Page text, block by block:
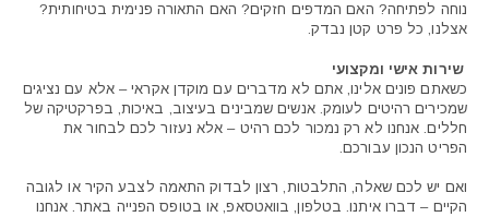
נוחה לפתיחה? האם המדפים חזקים? האם התאורה פנימית בטיחותית?
אצלנו, כל פרט קטן נבדק.
שירות אישי ומקצועי
כשאתם פונים אלינו, אתם לא מדברים עם מוקדן אקראי – אלא עם נציגים
שמכירים רהיטים לעומק. אנשים שמבינים בעיצוב, באיכות, בפרקטיקה של
חללים. אנחנו לא רק נמכור לכם רהיט – אלא נעזור לכם לבחור את
הפריט הנכון עבורכם.
ואם יש לכם שאלה, התלבטות, רצון לבדוק התאמה לצבע הקיר או לגובה
הקיים – דברו איתנו. בטלפון, בוואטסאפ, או בטופס הפנייה באתר. אנחנו